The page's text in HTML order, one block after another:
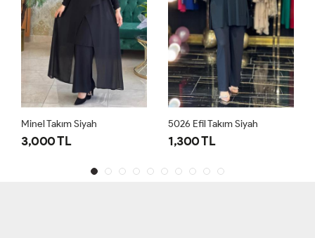
Minel Takım Siyah
3,000 TL
5026 Efil Takım Siyah
1,300 TL